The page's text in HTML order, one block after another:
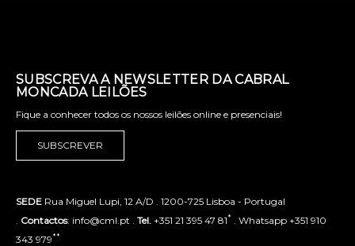
SUBSCREVA A NEWSLETTER DA CABRAL
MONCADA LEILÕES
Fique a conhecer todos os nossos leilões online e presenciais!
SUBSCREVER
SEDE Rua Miguel Lupi, 12 A/D . 1200-725 Lisboa - Portugal
Contactos: info@cml.pt . Tel. +351 21 395 47 81* . Whatsapp +351 910
343 979**